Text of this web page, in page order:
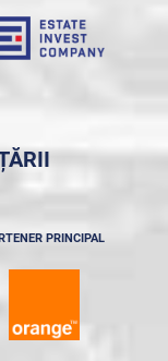
PRINCIPAL